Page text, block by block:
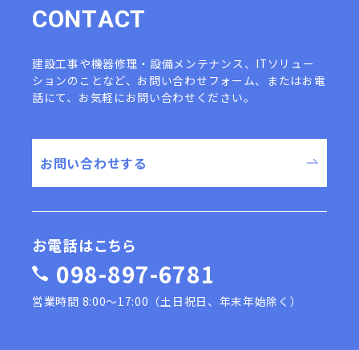
CONTACT
建設工事や機器修理・設備メンテナンス、ITソリュー
ションのことなど、 お問い合わせフォーム、またはお電
話にて、お気軽にお問い合わせください。
お問い合わせする
お電話はこちら
098-897-6781
営業時間 8:00〜17:00（土日祝日、年末年始除く）